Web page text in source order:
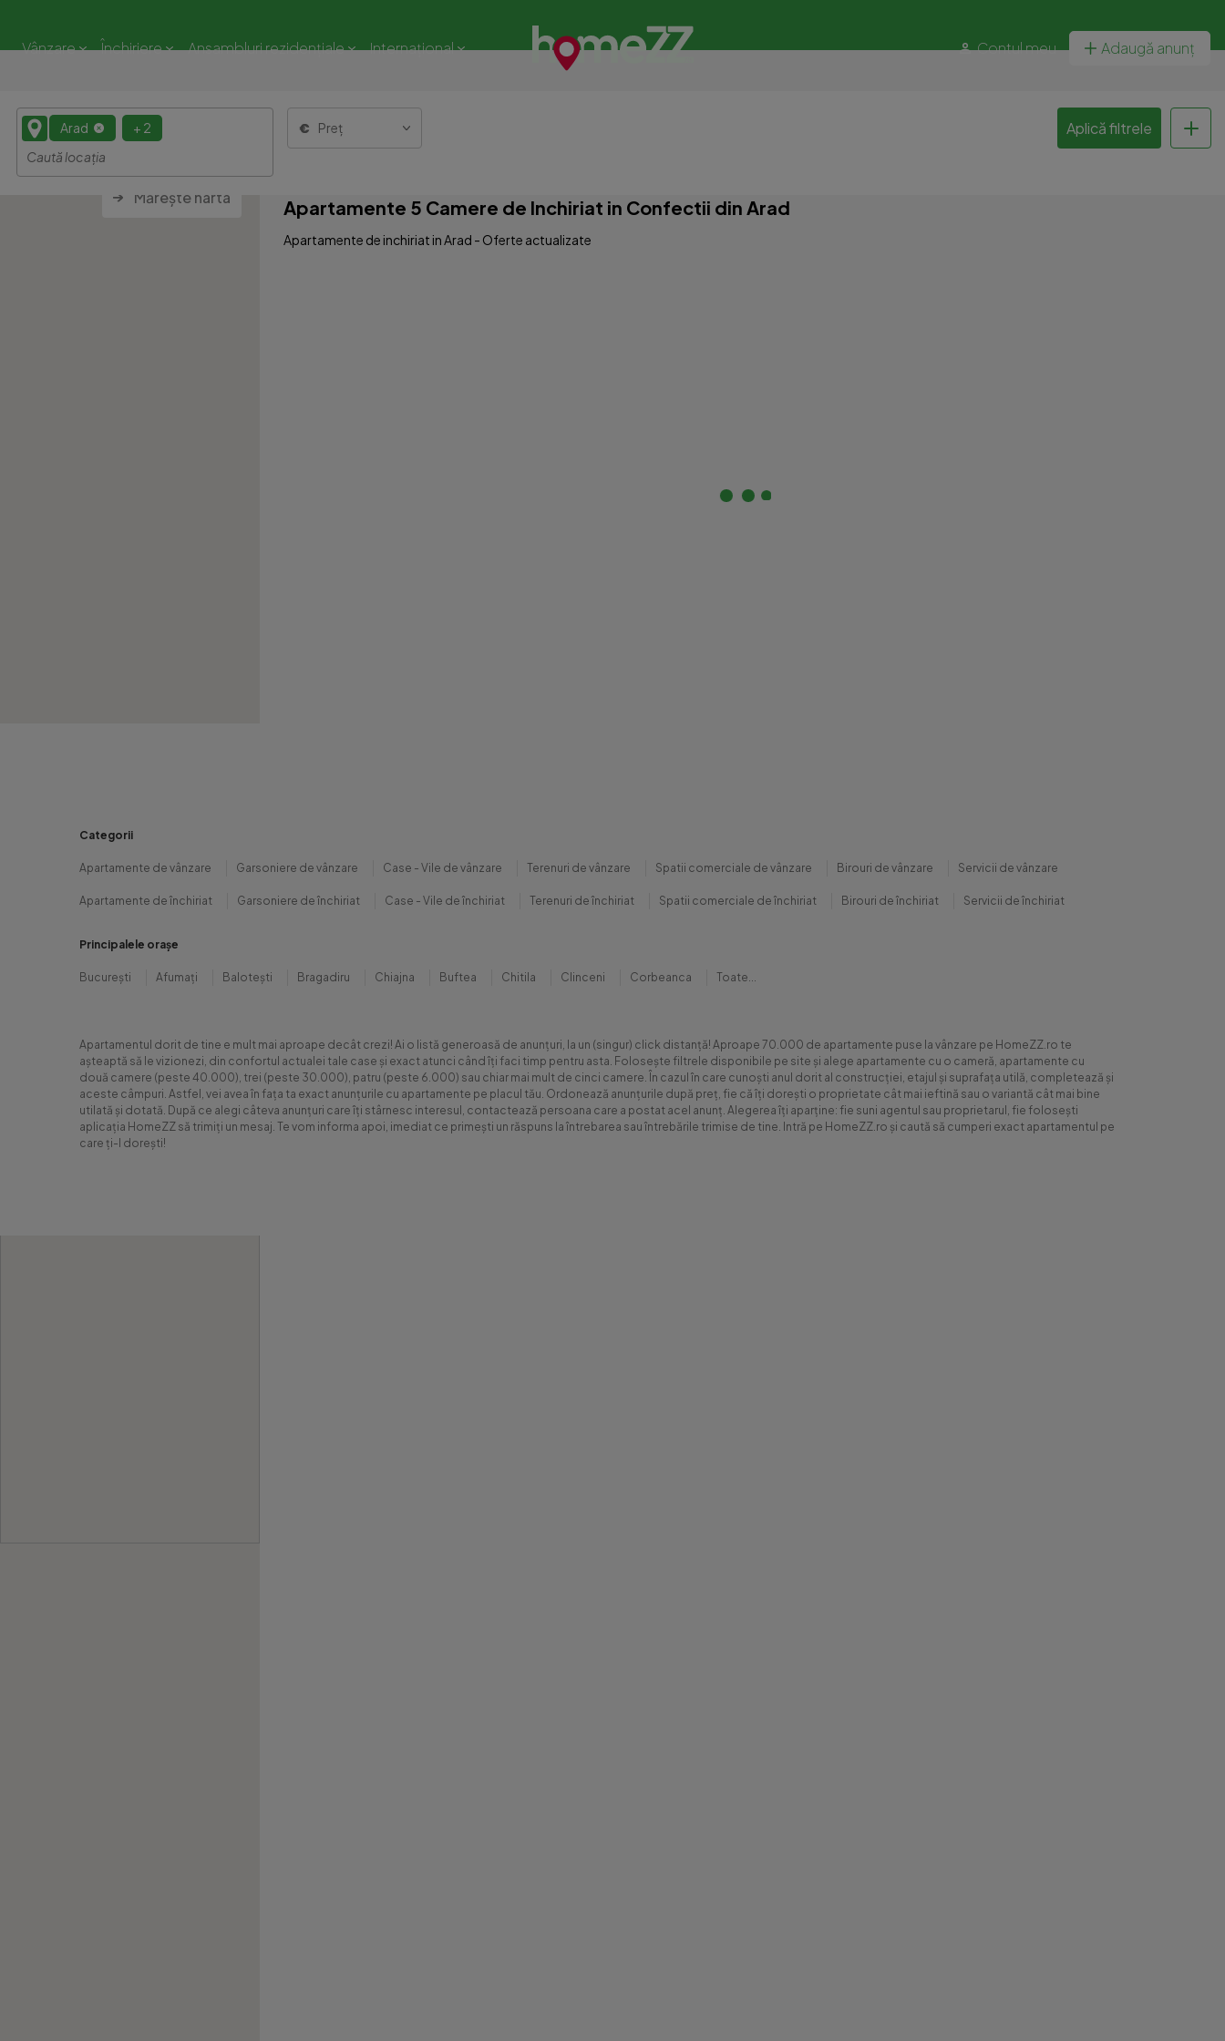
Vânzare Închiriere Ansambluri rezidențiale Internațional Contul meu Adaugă anunț
Arad + 2 Preț Aplică filtrele
Mărește harta Apartamente 5 Camere de Inchiriat in Confectii din Arad
Apartamente de inchiriat in Arad - Oferte actualizate
Categorii
Apartamente de vânzare Garsoniere de vânzare Case - Vile de vânzare Terenuri de vânzare Spatii comerciale de vânzare Birouri de vânzare Servicii de vânzare
Apartamente de închiriat Garsoniere de închiriat Case - Vile de închiriat Terenuri de închiriat Spatii comerciale de închiriat Birouri de închiriat Servicii de închiriat
Principalele orașe
București Afumați Balotești Bragadiru Chiajna Buftea Chitila Clinceni Corbeanca Toate...
Apartamentul dorit de tine e mult mai aproape decât crezi! Ai o listă generoasă de anunțuri, la un (singur) click distanță! Aproape 70.000 de apartamente puse la vânzare pe HomeZZ.ro te
așteaptă să le vizionezi, din confortul actualei tale case și exact atunci când îți faci timp pentru asta. Folosește filtrele disponibile pe site și alege apartamente cu o cameră, apartamente cu
două camere (peste 40.000), trei (peste 30.000), patru (peste 6.000) sau chiar mai mult de cinci camere. În cazul în care cunoști anul dorit al construcției, etajul și suprafața utilă, completează și
aceste câmpuri. Astfel, vei avea în fața ta exact anunțurile cu apartamente pe placul tău. Ordonează anunțurile după preț, fie că îți dorești o proprietate cât mai ieftină sau o variantă cât mai bine
utilată și dotată. După ce alegi câteva anunțuri care îți stârnesc interesul, contactează persoana care a postat acel anunț. Alegerea îți aparține: fie suni agentul sau proprietarul, fie folosești
aplicația HomeZZ să trimiți un mesaj. Te vom informa apoi, imediat ce primești un răspuns la întrebarea sau întrebările trimise de tine. Intră pe HomeZZ.ro și caută să cumperi exact apartamentul pe
care ți-l dorești!